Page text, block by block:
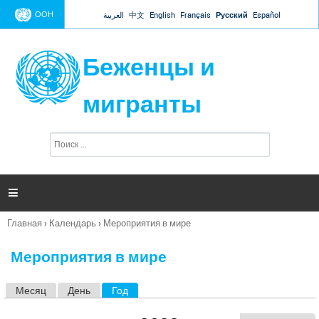
Jump to navigation
ООН العربية 中文 English Français Русский Español
Беженцы и
мигранты
п
и

Вы
Главная › Календарь › Мероприятия в мире
Мероприятия в мире
Месяц День Год